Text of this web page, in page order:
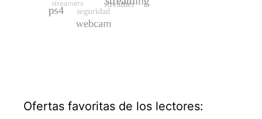
Ofertas favoritas de los lectores: